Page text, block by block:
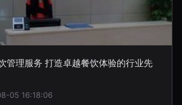
管理服务 打造卓越餐饮体验的行业先
05 16:18:06